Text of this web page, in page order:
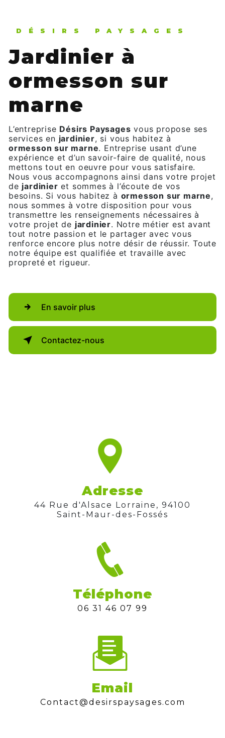
DÉSIRS PAYSAGES
jardinier à
ormesson sur
marne
L’entreprise Désirs Paysages vous propose ses
services en jardinier, si vous habitez à
ormesson sur marne. Entreprise usant d’une
expérience et d’un savoir-faire de qualité, nous
mettons tout en oeuvre pour vous satisfaire.
Nous vous accompagnons ainsi dans votre projet
de jardinier et sommes à l’écoute de vos
besoins. Si vous habitez à ormesson sur marne,
nous sommes à votre disposition pour vous
transmettre les renseignements nécessaires à
votre projet de jardinier. Notre métier est avant
tout notre passion et le partager avec vous
renforce encore plus notre désir de réussir. Toute
notre équipe est qualifiée et travaille avec
propreté et rigueur.
En savoir plus
Contactez-nous
Adresse
44 Rue d'Alsace Lorraine, 94100
Saint-Maur-des-Fossés
Téléphone
06 31 46 07 99
Email
contact@desirspaysages.com